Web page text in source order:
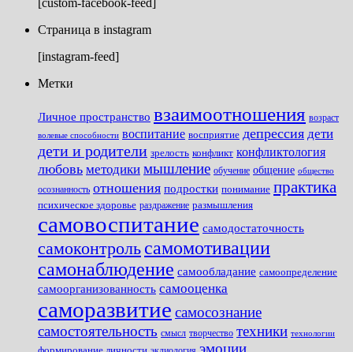
Страница в instagram
[instagram-feed]
Метки
Личное пространство взаимоотношения возраст
волевые способности воспитание восприятие депрессия дети
дети и родители зрелость конфликт конфликтология
любовь методики мышление обучение общение общество
осознанность отношения подростки понимание практика
психическое здоровье раздражение размышления
самовоспитание самодостаточность
самоконтроль самомотивации
самонаблюдение самообладание самоопределение
самоорганизованность самооценка
саморазвитие самосознание
самостоятельность смысл творчество техники технологии
эмоции